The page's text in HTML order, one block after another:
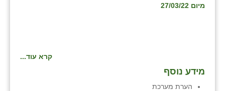
מיום 27/03/22
קרא עוד...
מידע נוסף
הערת מערכת